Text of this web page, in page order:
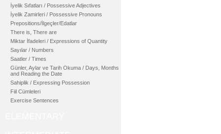
İyelik Sıfatları / Possessive Adjectives
İyelik Zamirleri / Possessive Pronouns
Prepositions/İlgeçler/Edatlar
There is, There are
Miktar İfadeleri / Expressions of Quantity
Sayılar / Numbers
Saatler / Times
Günler, Aylar ve Tarih Okuma / Days, Months
and Reading the Date
Sahiplik / Expressing Possession
Fiil Cümleleri
Exercise Sentences